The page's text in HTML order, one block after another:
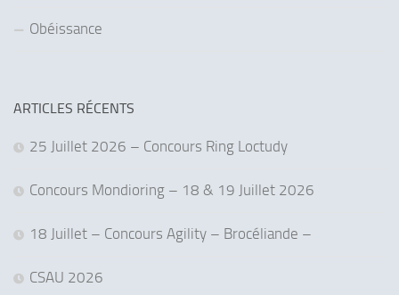
Obéissance
ARTICLES RÉCENTS
25 Juillet 2026 – Concours Ring Loctudy
Concours Mondioring – 18 & 19 Juillet 2026
18 Juillet – Concours Agility – Brocéliande –
CSAU 2026